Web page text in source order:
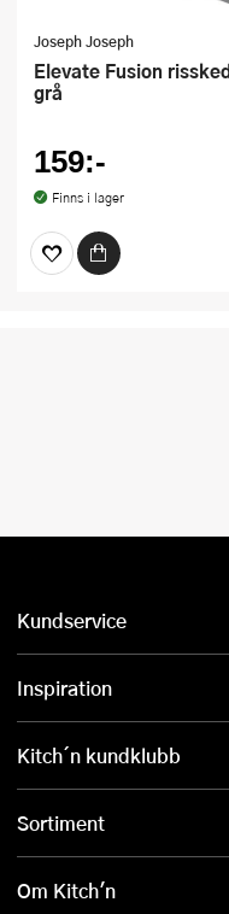
Joseph Joseph
Elevate Fusion rissked 19,8 cm
grå
159:-
Finns i lager
Kundservice
Inspiration
Kitch´n kundklubb
Sortiment
Om Kitch'n